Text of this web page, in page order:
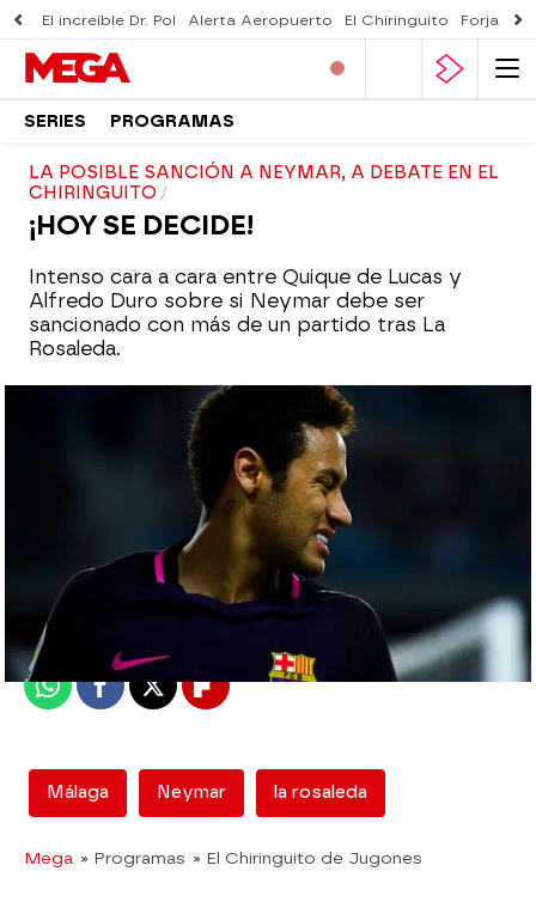
El increíble Dr. Pol Alerta Aeropuerto El Chiringuito Forjado
SERIES PROGRAMAS
LA POSIBLE SANCIÓN A NEYMAR, A DEBATE EN EL
CHIRINGUITO
¡HOY SE DECIDE!
Intenso cara a cara entre Quique de Lucas y
Alfredo Duro sobre si Neymar debe ser
sancionado con más de un partido tras La
Rosaleda.
Madrid
Publicado: 12 de febrero de 2018, 13:03
WhatsappFacebook
X Flipboard
Málaga Neymar la rosaleda
Mega » Programas » El Chiringuito de Jugones